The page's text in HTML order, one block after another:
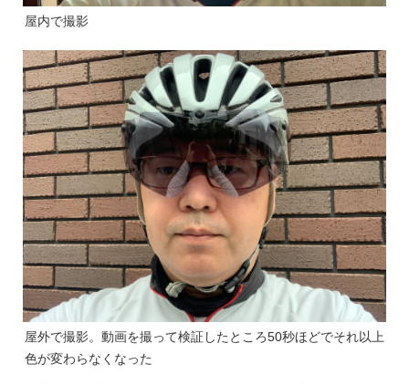
屋内で撮影
屋外で撮影。動画を撮って検証したところ50秒ほどでそれ以上
色が変わらなくなった